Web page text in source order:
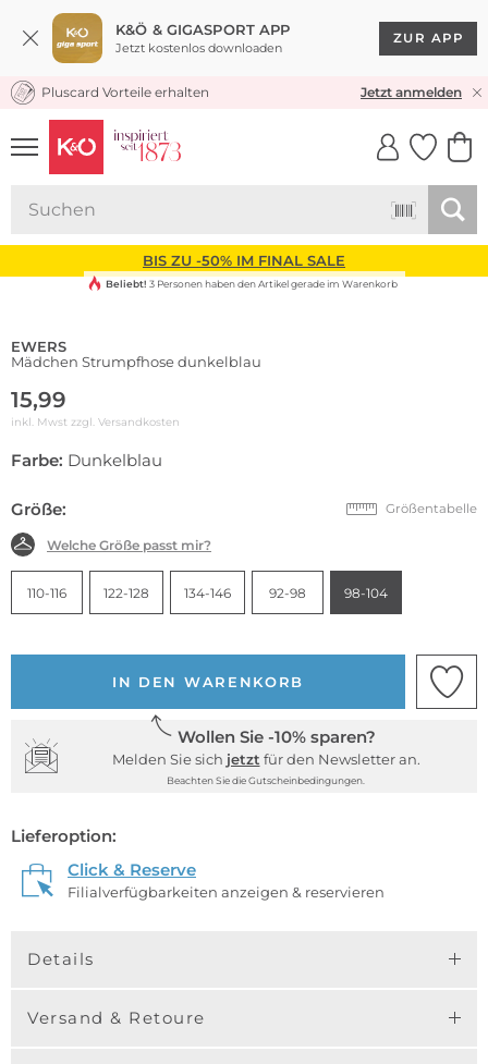
K&Ö & GIGASPORT APP
Jetzt kostenlos downloaden
ZUR APP
KOSTENLOSER VERSAND* & RÜCKVERSAND
Pluscard Vorteile erhalten Jetzt anmelden
UNSERE APP
CLICK &
BIS ZU -50% IM FINAL SALE
Beliebt! 3 Personen haben den Artikel gerade im Warenkorb
EWERS
Mädchen Strumpfhose dunkelblau
15,99
inkl. Mwst zzgl. Versandkosten
Farbe: Dunkelblau
Größe: Größentabelle
Welche Größe passt mir?
110-116 122-128 134-146 92-98 98-104
IN DEN WARENKORB
Wollen Sie -10% sparen?
Melden Sie sich jetzt für den Newsletter an.
Beachten Sie die Gutscheinbedingungen.
Lieferoption:
Click & Reserve
Filialverfügbarkeiten anzeigen & reservieren
Details
Versand & Retoure